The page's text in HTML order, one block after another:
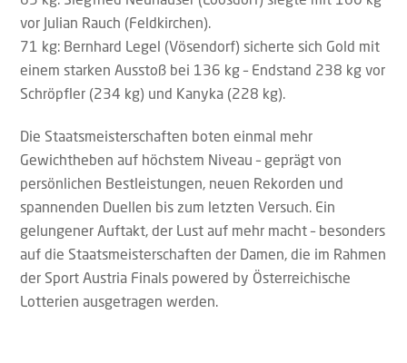
vor Julian Rauch (Feldkirchen).
71 kg: Bernhard Legel (Vösendorf) sicherte sich Gold mit
einem starken Ausstoß bei 136 kg – Endstand 238 kg vor
Schröpfler (234 kg) und Kanyka (228 kg).
Die Staatsmeisterschaften boten einmal mehr
Gewichtheben auf höchstem Niveau – geprägt von
persönlichen Bestleistungen, neuen Rekorden und
spannenden Duellen bis zum letzten Versuch. Ein
gelungener Auftakt, der Lust auf mehr macht – besonders
auf die Staatsmeisterschaften der Damen, die im Rahmen
der Sport Austria Finals powered by Österreichische
Lotterien ausgetragen werden.